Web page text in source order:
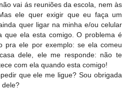
vai ás reuniões da escola, nem às
ele quer exigir que eu faça um
quer ligar na minha e/ou celular
que ela esta comigo. O problema é
pra ele por exemplo: se ela comeu
dele, ele me responde: não te
com ela quando esta comigo!
que ele me ligue? Sou obrigada
dele?